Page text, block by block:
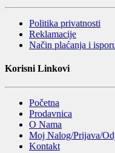
Politika privatnosti
Reklamacije
Način plaćanja i
Korisni Linkovi
Početna
Prodavnica
O Nama
Moj Nalog/Prijava/
Kontakt